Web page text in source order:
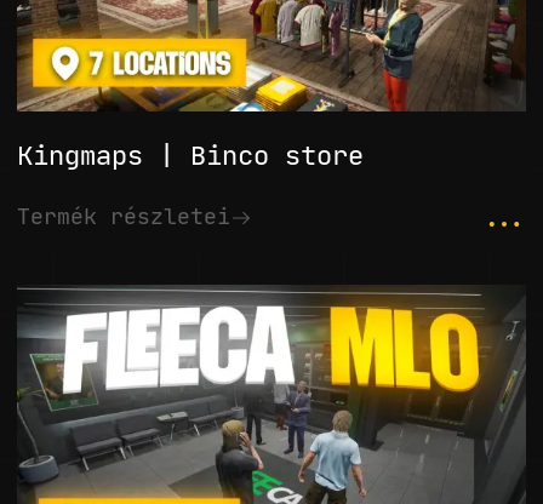
Kingmaps | Binco store
Termék részletei ...